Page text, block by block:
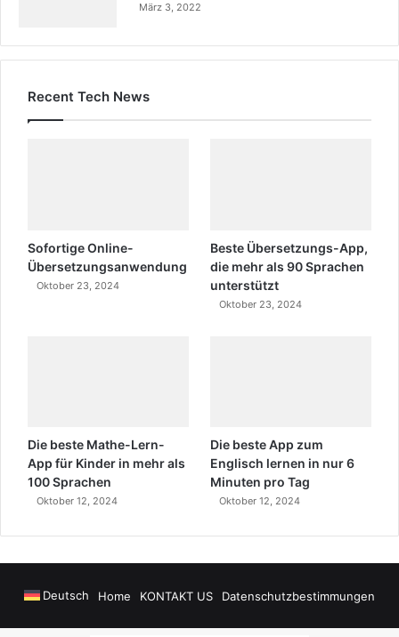
März 3, 2022
Recent Tech News
Sofortige Online-
Übersetzungsanwendung
Oktober 23, 2024
Beste Übersetzungs-App,
die mehr als 90 Sprachen
unterstützt
Oktober 23, 2024
Die beste Mathe-Lern-
App für Kinder in mehr als
100 Sprachen
Oktober 12, 2024
Die beste App zum
Englisch lernen in nur 6
Minuten pro Tag
Oktober 12, 2024
Deutsch Home KONTAKT US Datenschutzbestimmungen